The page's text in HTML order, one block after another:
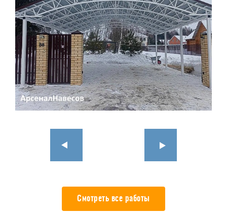
Смотреть все работы